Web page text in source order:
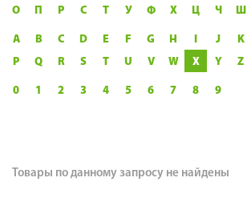
О
П Р С Т У Ф Х Ц Ч Ш
A B C D E F G H I J K
P
Q R S T U V W X Y Z
0 1 2 3 4 5 6 7 8 9
Товары по данному запросу не найдены